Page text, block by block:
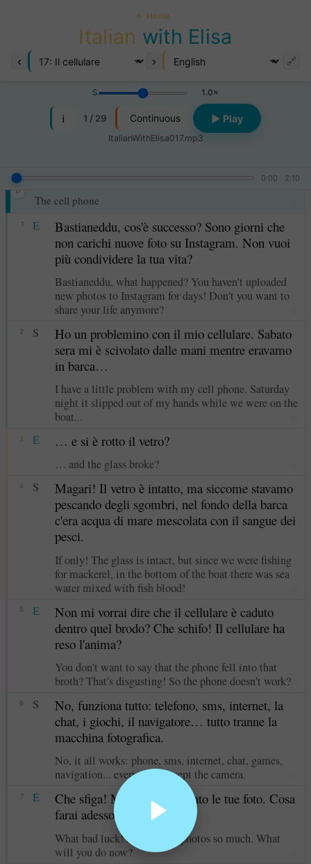
← Home
Italian with Elisa
‹ › 🔗
i
ItalianWithElisa017.mp3
1 / 29 Continuous ▶ Play
S 1.0×
0:00 2:10
17 Il cellulare
The cell phone
1 E
Bastianeddu, cos'è successo? Sono giorni che
non carichi nuove foto su Instagram. Non vuoi
più condividere la tua vita?
Bastianeddu, what happened? You haven't uploaded
new photos to Instagram for days! Don't you want to
share your life anymore?
2 S
Ho un problemino con il mio cellulare. Sabato
sera mi è scivolato dalle mani mentre eravamo
in barca…
I have a little problem with my cell phone. Saturday
night it slipped out of my hands while we were on the
boat...
3 E … e si è rotto il vetro?
… and the glass broke?
4 S
Magari! Il vetro è intatto, ma siccome stavamo
pescando degli sgombri, nel fondo della barca
c'era acqua di mare mescolata con il sangue dei
pesci.
If only! The glass is intact, but since we were fishing
for mackerel, in the bottom of the boat there was sea
water mixed with fish blood!
5 E
Non mi vorrai dire che il cellulare è caduto
dentro quel brodo? Che schifo! Il cellulare ha
reso l'anima?
You don't want to say that the phone fell into that
broth? That's disgusting! So the phone doesn't work?☆
6 S
No, funziona tutto: telefono, sms, internet, la
chat, i giochi, il navigatore… tutto tranne la
macchina fotografica.
No, it all works: phone, sms, internet, chat, games,
navigation... everything except the camera.
7 E
Che sfiga! Mi piacevano tanto le tue foto. Cosa
farai adesso?
What bad luck! I liked your photos so much. What
will you do now?